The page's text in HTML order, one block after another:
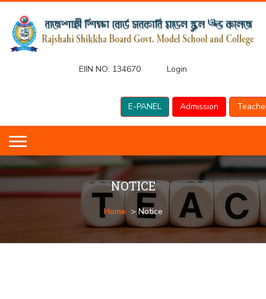
EIIN NO: 134670 Login
E-PANEL Admission
NOTICE
Home > Notice